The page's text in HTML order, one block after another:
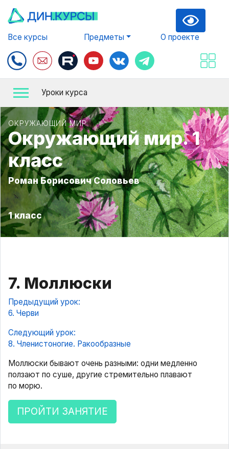
Все курсы Предметы О проекте
Уроки курса
ОКРУЖАЮЩИЙ МИР
Окружающий мир. 1
класс
Роман Борисович Соловьев
1 класс
7. Моллюски
Предыдущий урок:
6. Черви
Следующий урок:
8. Членистоногие. Ракообразные
Моллюски бывают очень разными: одни медленно
ползают по суше, другие стремительно плавают
по морю.
ПРОЙТИ ЗАНЯТИЕ